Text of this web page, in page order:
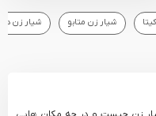
شیار زن متابو شیار زن